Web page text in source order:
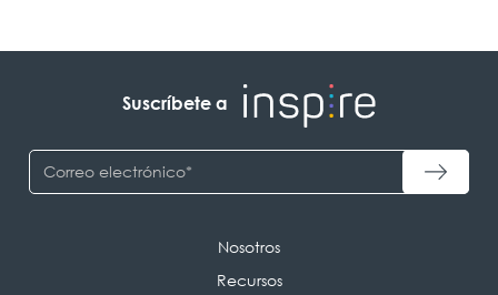
Suscríbete a
Nosotros
Recursos